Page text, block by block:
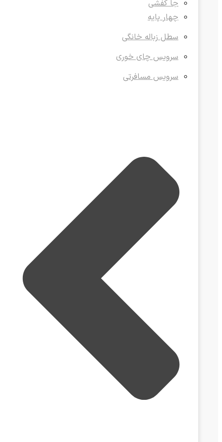
جا کفشی
چهار پایه
سطل زباله خانگی
سرویس چای خوری
سرویس مسافرتی